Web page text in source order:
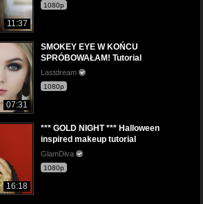
11:37
1080p
07:31
SMOKEY EYE W KOŃCU
SPRÓBOWAŁAM! Tutorial
Lastdream
1080p
16:18
*** GOLD NIGHT *** Halloween
inspired makeup tutorial
GlamDiva
1080p